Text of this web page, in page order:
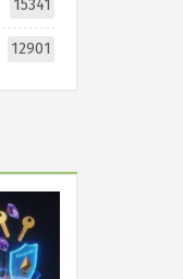
15341
12901